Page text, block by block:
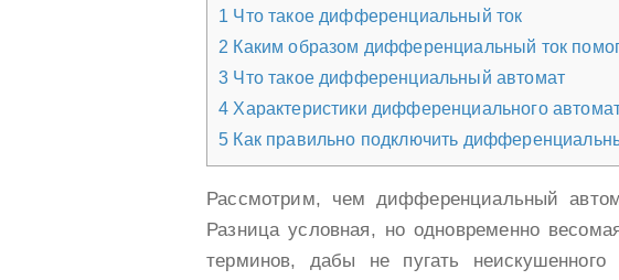
1 Что такое дифференциальный ток
2 Каким образом дифференциальный ток
3 Что такое дифференциальный автомат
4 Характеристики дифференциального
5 Как правильно подключить
Рассмотрим, чем дифференциальный
Разница условная, но одновременно
терминов, дабы не пугать